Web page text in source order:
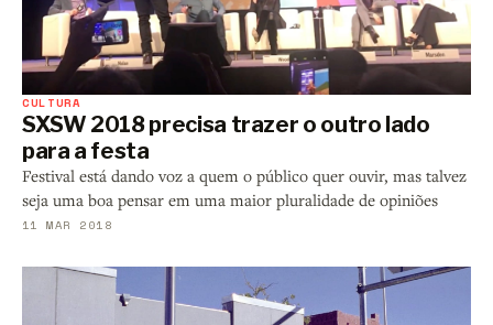
CULTURA
SXSW 2018 precisa trazer o outro lado
para a festa
Festival está dando voz a quem o público quer ouvir, mas talvez
seja uma boa pensar em uma maior pluralidade de opiniões
11 MAR 2018